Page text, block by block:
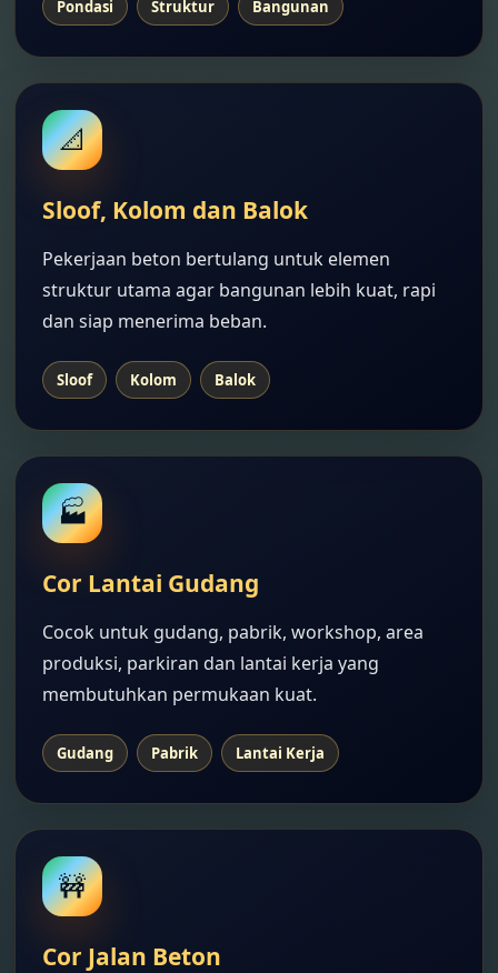
Pondasi Struktur Bangunan
📐
Sloof, Kolom dan Balok
Pekerjaan beton bertulang untuk elemen
struktur utama agar bangunan lebih kuat, rapi
dan siap menerima beban.
Sloof Kolom Balok
🏭
Cor Lantai Gudang
Cocok untuk gudang, pabrik, workshop, area
produksi, parkiran dan lantai kerja yang
membutuhkan permukaan kuat.
Gudang Pabrik Lantai Kerja
🚧
Cor Jalan Beton